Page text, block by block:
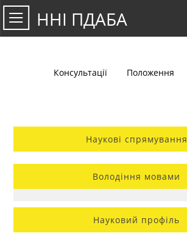
ННІ ПДАБА
Консультації Положення
Наукові спрямування
Володіння мовами
Науковий профіль